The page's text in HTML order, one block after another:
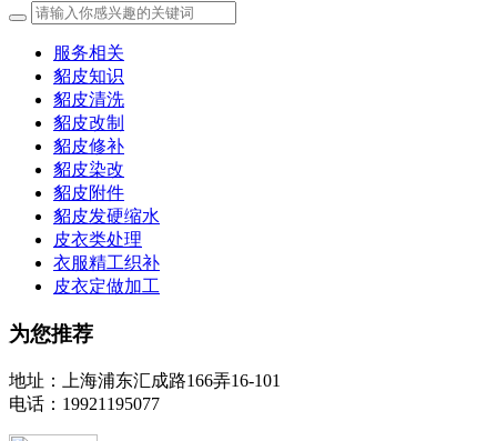
服务相关
貂皮知识
貂皮清洗
貂皮改制
貂皮修补
貂皮染改
貂皮附件
貂皮发硬缩水
皮衣类处理
衣服精工织补
皮衣定做加工
为您推荐
地址：上海浦东汇成路166弄16-101
电话：19921195077